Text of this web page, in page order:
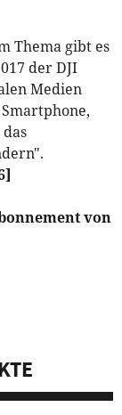
Thema gibt es
der DJI
Medien
von